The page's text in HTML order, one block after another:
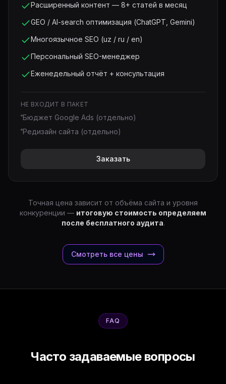
Расширенный контент — 8+ статей в месяц
GEO / AI-search оптимизация (ChatGPT, Gemini)
Многоязычное SEO (uz / ru / en)
Персональный SEO-менеджер
Еженедельный отчёт + консультация
НЕ ВХОДИТ В ПАКЕТ
Бюджет Google Ads (отдельно)
Редизайн сайта (отдельно)
Заказать
Точная цена зависит от объёма сайта и уровня
конкуренции — итоговую стоимость определяем
после бесплатного аудита.
Смотреть все цены
FAQ
Часто задаваемые вопросы